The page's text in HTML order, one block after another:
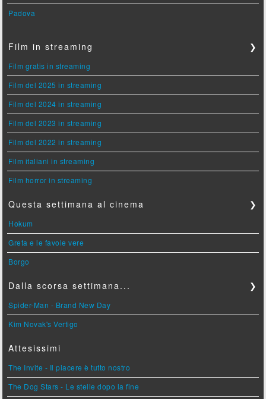
Padova
Film in streaming ❯
Film gratis in streaming
Film del 2025 in streaming
Film del 2024 in streaming
Film del 2023 in streaming
Film del 2022 in streaming
Film italiani in streaming
Film horror in streaming
Questa settimana al cinema ❯
Hokum
Greta e le favole vere
Borgo
Dalla scorsa settimana... ❯
Spider-Man - Brand New Day
Kim Novak's Vertigo
Attesissimi
The Invite - Il piacere è tutto nostro
The Dog Stars - Le stelle dopo la fine